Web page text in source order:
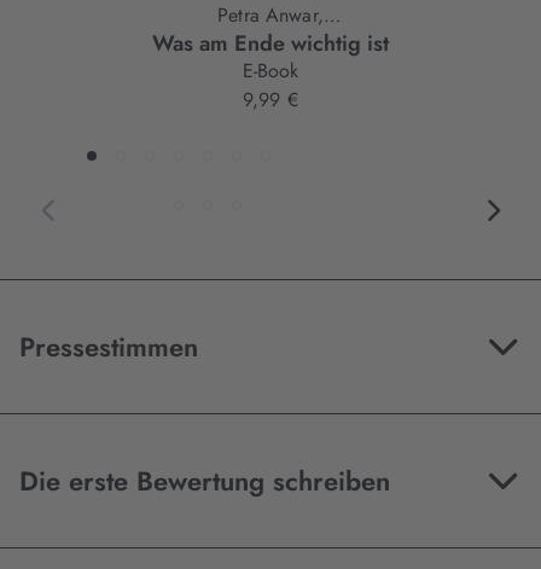
Petra Anwar,
John von Düffel
Was am Ende wichtig ist
E-Book
9,99 €
Pressestimmen
Die erste Bewertung schreiben